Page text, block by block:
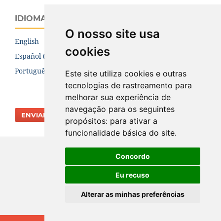
O nosso site usa
cookies
Este site utiliza cookies e outras
tecnologias de rastreamento para
melhorar sua experiência de
navegação para os seguintes
propósitos: para ativar a
funcionalidade básica do site.
Concordo
Eu recuso
Alterar as minhas preferências
IDIOMA
English
Español (España)
Português (Brasil)
ENVIAR SUBMISSÃO